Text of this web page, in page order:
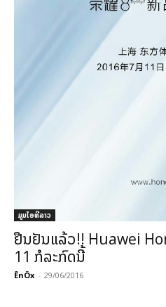
ມູມໄອທີລາວ
ຢືນຢັນແລ້ວ!! Huawei
11 ກໍລະກົດນີ້
ÊnÖx - 29/06/2016